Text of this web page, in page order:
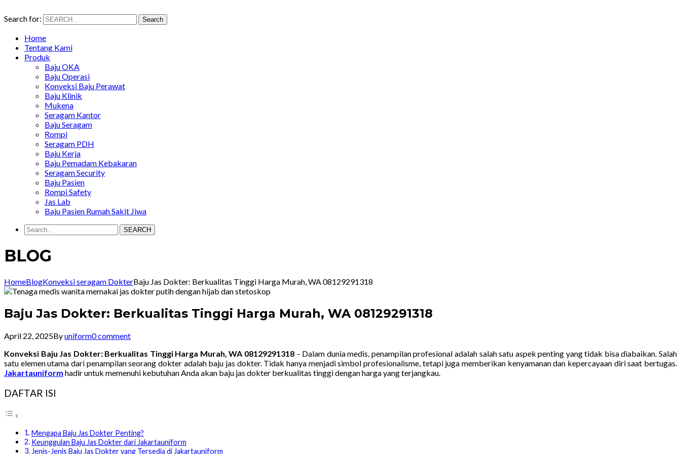
Search for: Search
Home
Tentang Kami
Produk
Baju OKA
Baju Operasi
Konveksi Baju Perawat
Baju Klinik
Mukena
Seragam Kantor
Baju Seragam
Rompi
Seragam PDH
Baju Kerja
Baju Pemadam Kebakaran
Seragam Security
Baju Pasien
Rompi Safety
Jas Lab
Baju Pasien Rumah Sakit Jiwa
SEARCH
BLOG
HomeBlogKonveksi seragam DokterBaju Jas Dokter: Berkualitas Tinggi Harga Murah, WA 08129291318
Baju Jas Dokter: Berkualitas Tinggi Harga Murah, WA 08129291318
April 22, 2025Byuniform0 comment
Konveksi Baju Jas Dokter: Berkualitas Tinggi Harga Murah, WA 08129291318 – Dalam dunia medis, penampilan profesional adalah salah satu aspek penting yang tidak bisa diabaikan. Salah
satu elemen utama dari penampilan seorang dokter adalah baju jas dokter. Tidak hanya menjadi simbol profesionalisme, tetapi juga memberikan kenyamanan dan kepercayaan diri saat bertugas.
Jakartauniform hadir untuk memenuhi kebutuhan Anda akan baju jas dokter berkualitas tinggi dengan harga yang terjangkau.
DAFTAR ISI
Mengapa Baju Jas Dokter Penting?
Keunggulan Baju Jas Dokter dari Jakartauniform
Jenis-Jenis Baju Jas Dokter yang Tersedia di Jakartauniform